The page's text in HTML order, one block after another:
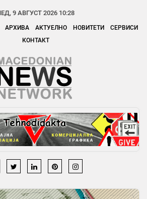
9 АВГУСТ 2026 10:28
АРХИВА АКТУЕЛНО НОВИТЕТИ
СЕРВИСИ
КОНТАКТ